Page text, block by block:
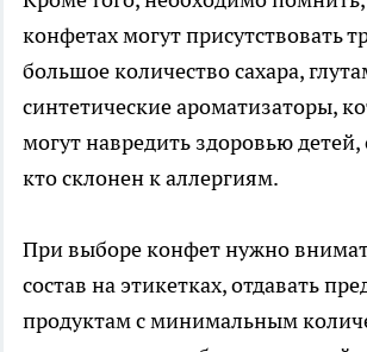
конфетах могут присутствовать
большое количество сахара,
синтетические ароматизаторы,
могут навредить здоровью детей,
кто склонен к аллергиям.
При выборе конфет нужно
состав на этикетках, отдавать
продуктам с минимальным